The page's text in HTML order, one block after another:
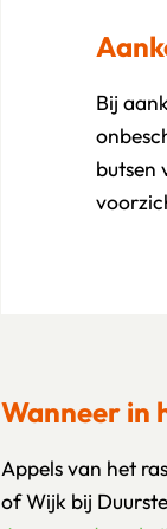
Bij
butsen
Wanneer in
Appels van het
of Wijk bij